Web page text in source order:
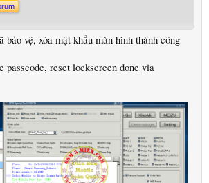
bảo vệ, xóa mật khẩu màn hình thành công
passcode, reset lockscreen done via